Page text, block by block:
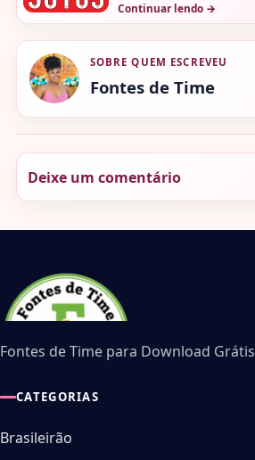
Continuar lendo →
SOBRE QUEM ESCREVEU
Fontes de Time
Deixe um comentário
Fontes de Time para Download Grátis
CATEGORIAS
Brasileirão